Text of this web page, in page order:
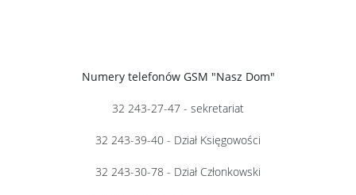
Numery telefonów GSM "Nasz Dom"
32 243-27-47 - sekretariat
32 243-39-40 - Dział Księgowości
32 243-30-78 - Dział Członkowski